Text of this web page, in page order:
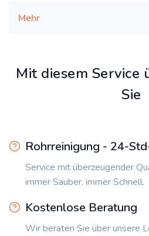
Mehr
Mit diesem Service
Sie
Rohrreinigung - 24-
Service mit überzeugender
immer Sauber, immer Schnell.
Kostenlose Beratung
Wir beraten Sie über unsere